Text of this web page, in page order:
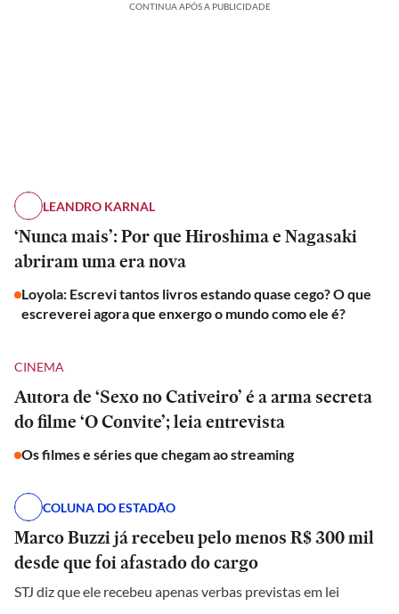
CONTINUA APÓS A PUBLICIDADE
LEANDRO KARNAL
‘Nunca mais’: Por que Hiroshima e Nagasaki
abriram uma era nova
Loyola: Escrevi tantos livros estando quase cego? O que
escreverei agora que enxergo o mundo como ele é?
CINEMA
Autora de ‘Sexo no Cativeiro’ é a arma secreta
do filme ‘O Convite’; leia entrevista
Os filmes e séries que chegam ao streaming
COLUNA DO ESTADÃO
Marco Buzzi já recebeu pelo menos R$ 300 mil
desde que foi afastado do cargo
STJ diz que ele recebeu apenas verbas previstas em lei